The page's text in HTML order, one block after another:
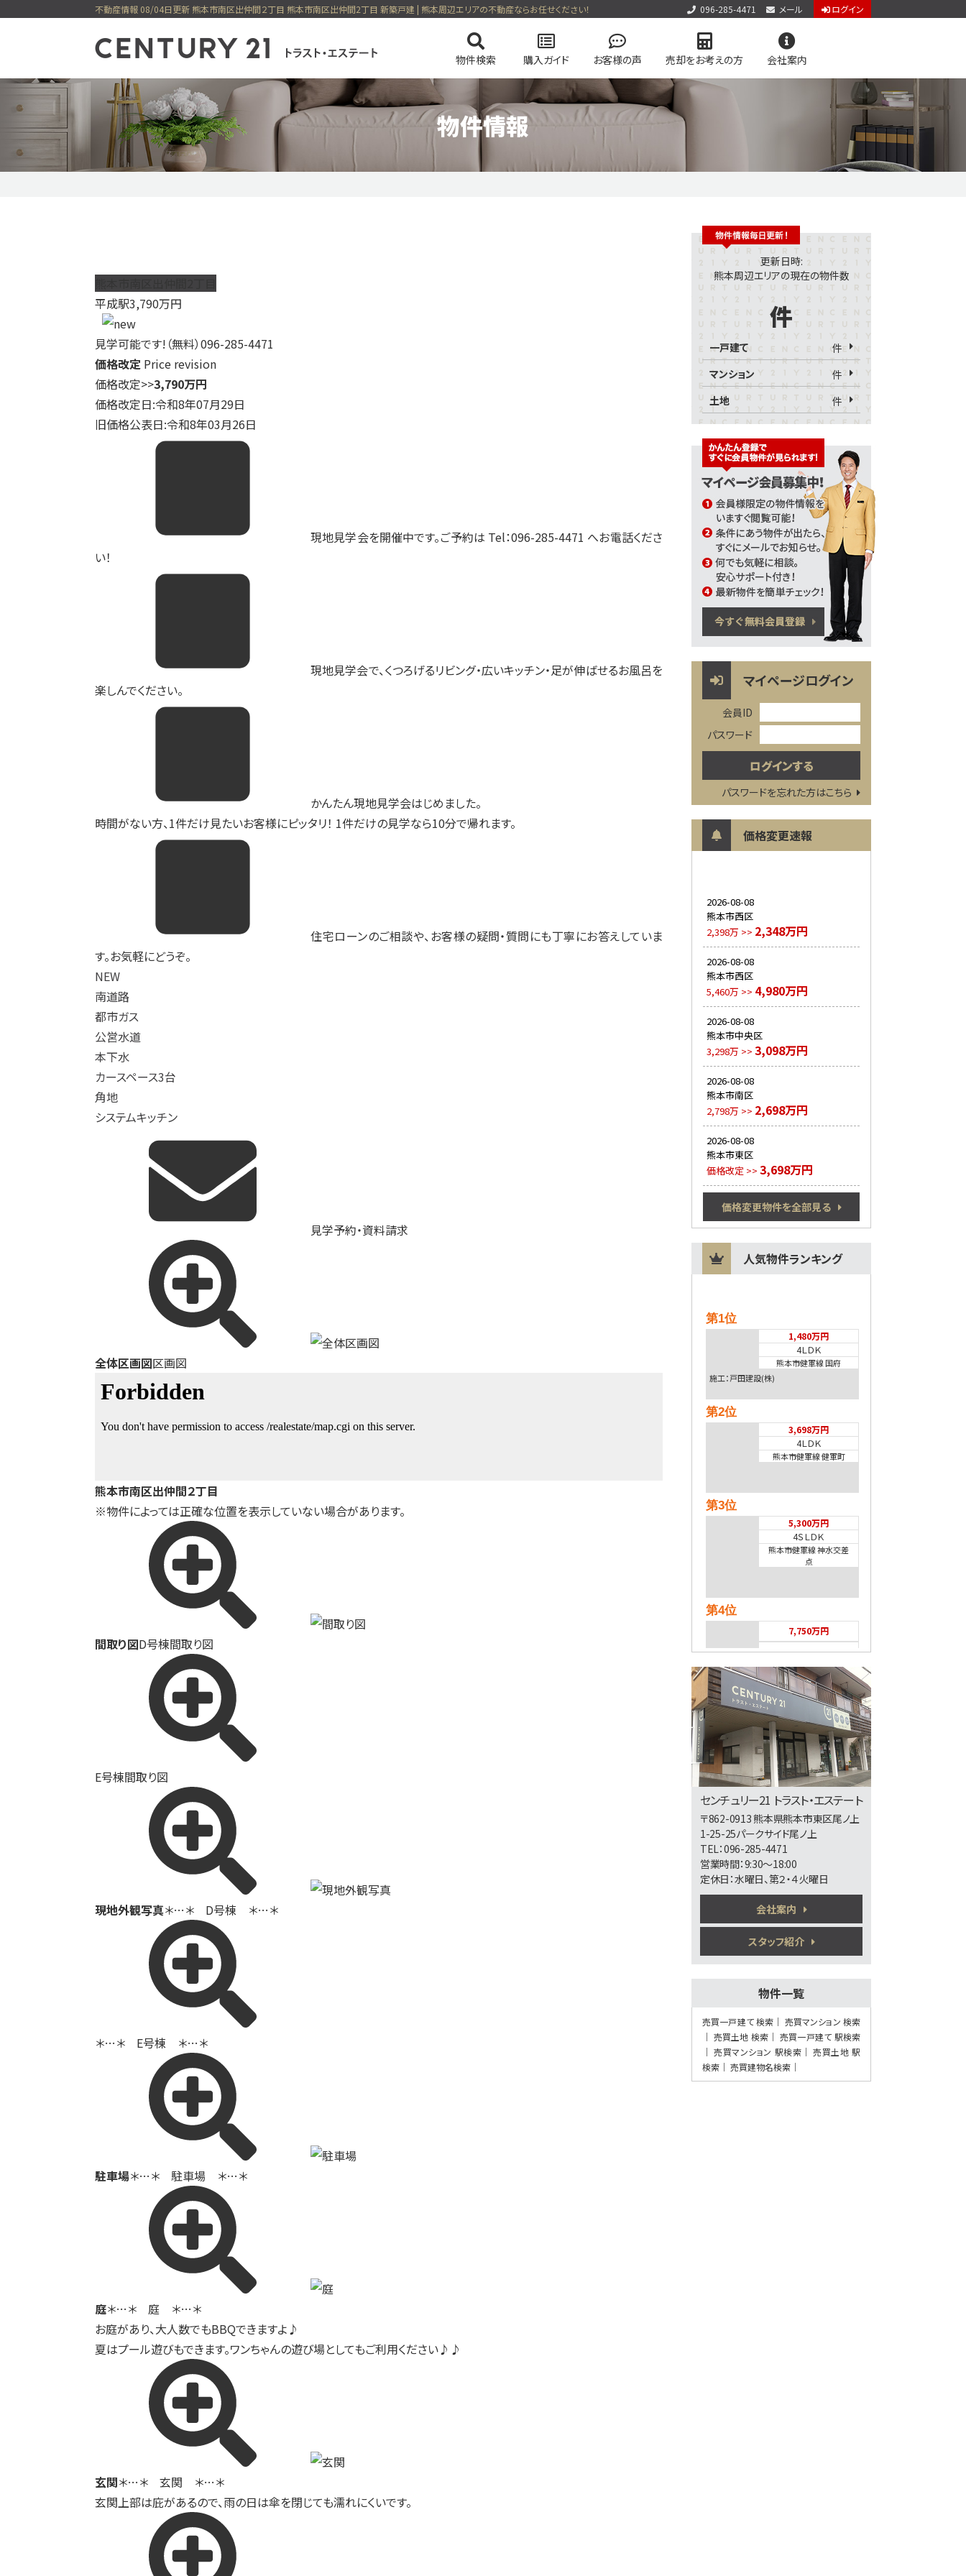
不動産情報 08/04日更新 熊本市南区出仲間２丁目 熊本市南区出仲間2丁目 新築戸建 | 熊本周辺エリアの不動産ならお任せください！ 096-285-4471 メール ログイン
物件検索 購入ガイド お客様の声 売却をお考えの方 会社案内
センチュリー21
アクセス
個人情報保護方針
サイトマップ
物件情報
平成駅3,790万円
見学可能です!（無料）096-285-4471
価格改定 Price revision
価格改定>>3,790万円
価格改定日:令和8年07月29日
旧価格公表日:令和8年03月26日
現地見学会を開催中です。ご予約は Tel：096-285-4471 へお電話くださ
い！
現地見学会で、くつろげるリビング・広いキッチン・足が伸ばせるお風呂を
楽しんでください。
かんたん現地見学会はじめました。
時間がない方、1件だけ見たいお客様にピッタリ！ 1件だけの見学なら10分で帰れます。
住宅ローンのご相談や、お客様の疑問・質問にも丁寧にお答えしていま
す。お気軽にどうぞ。
NEW
南道路
都市ガス
公営水道
本下水
カースペース3台
角地
システムキッチン
見学予約・資料請求
全体区画図区画図
熊本市南区出仲間２丁目
※物件によっては正確な位置を表示していない場合があります。
間取り図D号棟間取り図
E号棟間取り図
現地外観写真＊…＊ D号棟 ＊…＊
＊…＊ E号棟 ＊…＊
駐車場＊…＊ 駐車場 ＊…＊
庭＊…＊ 庭 ＊…＊
お庭があり、大人数でもBBQできますよ♪
夏はプール遊びもできます。ワンちゃんの遊び場としてもご利用ください♪♪
玄関＊…＊ 玄関 ＊…＊
玄関上部は庇があるので、雨の日は傘を閉じても濡れにくいです。
更新日時:
熊本周辺エリアの現在の物件数
件
一戸建て
件
マンション
件
土地
件
マイページログイン
会員ID
パスワード
パスワードを忘れた方はこちら
価格変更速報
2026-08-08
熊本市西区
2,398万 >> 2,348万円
2026-08-08
熊本市西区
5,460万 >> 4,980万円
2026-08-08
熊本市中央区
3,298万 >> 3,098万円
2026-08-08
熊本市南区
2,798万 >> 2,698万円
2026-08-08
熊本市東区
価格改定 >> 3,698万円
価格変更物件を全部見る
人気物件ランキング
第1位
1,480万円
4ＬＤＫ
熊本市健軍線 国府
施工：戸田建設(株)
第2位
3,698万円
4ＬＤＫ
熊本市健軍線 健軍町
第3位
5,300万円
4ＳＬＤＫ
熊本市健軍線 神水交差
点
第4位
7,750万円
バス停 高平団地 停
第5位
3,498万円
4ＬＤＫ
熊本市健軍線 健軍町
第6位
2,598万円
4ＬＤＫ
2,280万円
4ＬＤＫ
熊本電気鉄道 須屋 徒歩7
分
4ＬＤＫ
植木駅
歩41分
5万円プレゼント実施中＜家電家具等何で
センチュリー21 トラスト・エステート
〒862-0913 熊本県熊本市東区尾ノ上
1-25-25パークサイド尾ノ上
TEL：096-285-4471
営業時間：9:30～18:00
定休日：水曜日、第２・４火曜日
会社案内
スタッフ紹介
物件一覧
売買一戸建て 検索
売買マンション 検索
売買土地 検索
売買一戸建て 駅検索
売買マンション 駅検索
売買土地 駅
検索
売買建物名検索